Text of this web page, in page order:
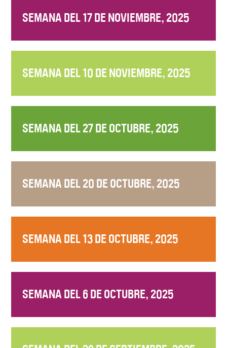
SEMANA DEL 17 DE NOVIEMBRE, 2025
SEMANA DEL 10 DE NOVIEMBRE, 2025
SEMANA DEL 27 DE OCTUBRE, 2025
SEMANA DEL 20 DE OCTUBRE, 2025
SEMANA DEL 13 DE OCTUBRE, 2025
SEMANA DEL 6 DE OCTUBRE, 2025